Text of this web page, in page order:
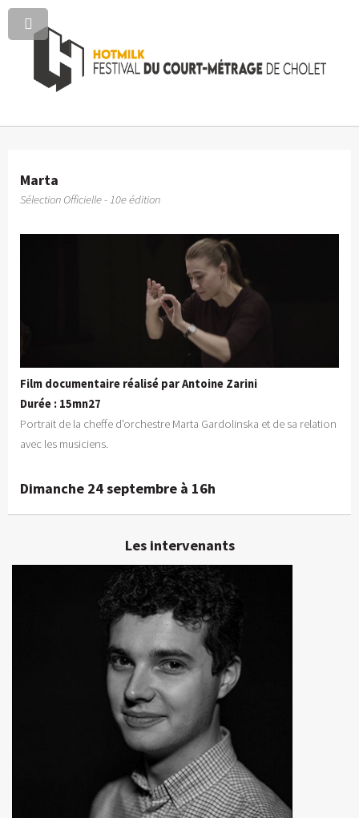
Marta
Sélection Officielle - 10e édition
Film documentaire réalisé par Antoine Zarini
Durée : 15mn27
Portrait de la cheffe d'orchestre Marta Gardolinska et de sa relation
avec les musiciens.
Dimanche 24 septembre à 16h
Les intervenants
Antoine Zarini
En détails